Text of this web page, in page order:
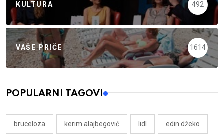
KULTURA 492
VAŠE PRIČE 1614
POPULARNI TAGOVI
bruceloza kerim alajbegović lidl edin džeko